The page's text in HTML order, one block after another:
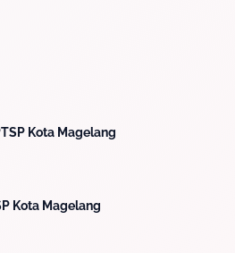
Kota Magelang
Kota Magelang